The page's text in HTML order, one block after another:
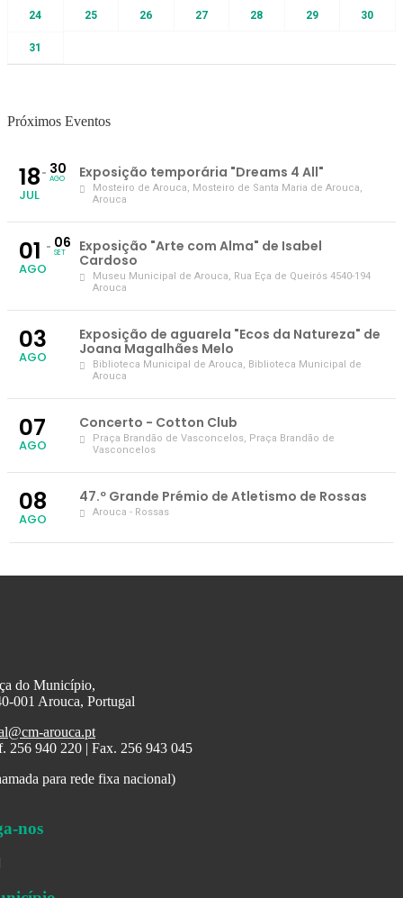
24 25 26 27 28 29 30
31
Próximos Eventos
18
JUL
30
AGO Exposição temporária "Dreams 4 All"
Mosteiro de Arouca, Mosteiro de Santa Maria de Arouca,
Arouca
01
AGO
06
SET
Exposição "Arte com Alma" de Isabel
Cardoso
Museu Municipal de Arouca, Rua Eça de Queirós 4540-194
Arouca
03
AGO
Exposição de aguarela "Ecos da Natureza" de
Joana Magalhães Melo
Biblioteca Municipal de Arouca, Biblioteca Municipal de
Arouca
07
AGO
Concerto - Cotton Club
Praça Brandão de Vasconcelos, Praça Brandão de
Vasconcelos
08
AGO
47.º Grande Prémio de Atletismo de Rossas
Arouca - Rossas
do Município,
001 Arouca, Portugal
arouca.pt
256 940 220 | Fax. 256 943 045
para rede fixa nacional)
nos